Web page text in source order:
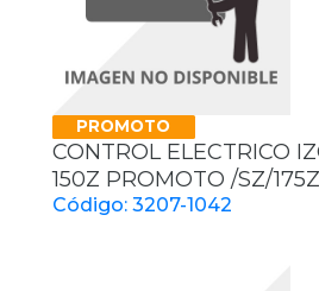
PROMOTO
CONTROL ELECTRICO
150Z PROMOTO /SZ/
Código: 3207-1042